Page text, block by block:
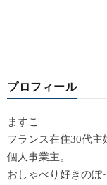
プロフィール
ますこ
フランス在住30代主
個人事業主。
おしゃべり好きのぽ